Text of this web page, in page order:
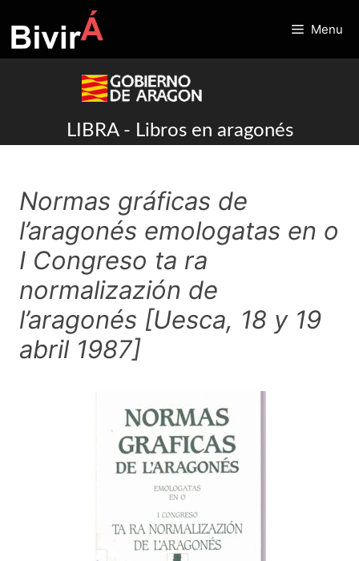
to
content
Menu
LIBRA - Libros en aragonés
Normas gráficas de
l’aragonés emologatas en o
I Congreso ta ra
normalizazión de
l’aragonés [Uesca, 18 y 19
abril 1987]